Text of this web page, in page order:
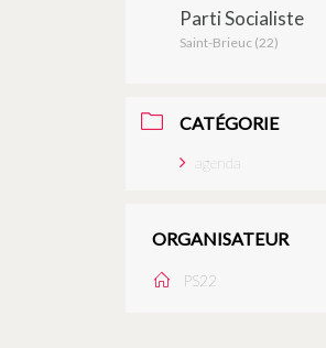
Parti Socialiste
Saint-Brieuc (22)
CATÉGORIE
agenda
ORGANISATEUR
PS22